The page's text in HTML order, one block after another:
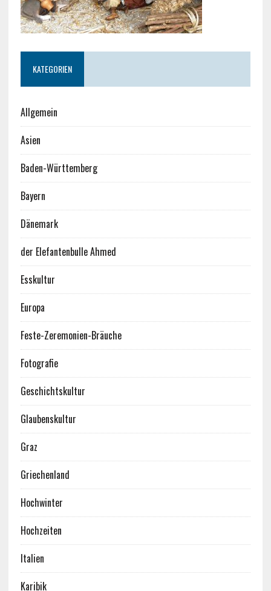
KATEGORIEN
Allgemein
Asien
Baden-Württemberg
Bayern
Dänemark
der Elefantenbulle Ahmed
Esskultur
Europa
Feste-Zeremonien-Bräuche
Fotografie
Geschichtskultur
Glaubenskultur
Graz
Griechenland
Hochwinter
Hochzeiten
Italien
Karibik